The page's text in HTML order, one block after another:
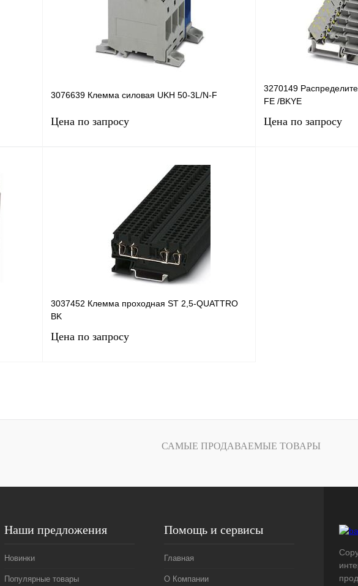
Под заказ
3076639 Клемма силовая UKH 50-3L/N-F
Цена по запросу
Запросить цену
Сравнение
Под заказ
3270149
FE /BKYE
Цена по запросу
3037452 Клемма проходная ST 2,5-QUATTRO
BK
Цена по запросу
Купить в 1 клик Сравнение
САМЫЕ ПРОДАВАЕМЫЕ ТОВАРЫ
Наши предложения
Новинки
Популярные товары
Помощь и сервисы
Главная
О Компании